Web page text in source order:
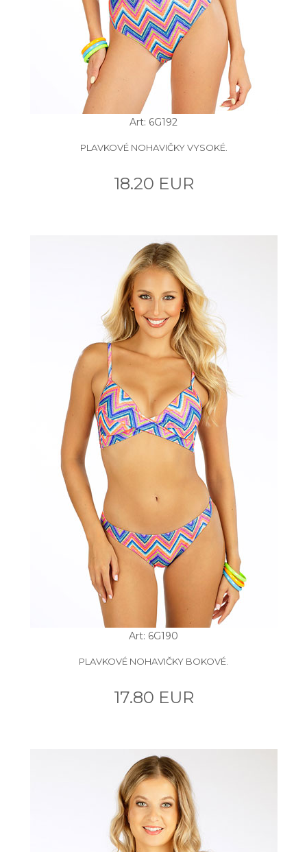
Art: 6G192
PLAVKOVÉ NOHAVIČKY VYSOKÉ.
18.20 EUR
Art: 6G190
PLAVKOVÉ NOHAVIČKY BOKOVÉ.
17.80 EUR